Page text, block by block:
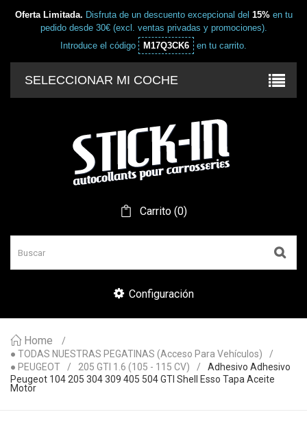
Oferta Limitada. Disfruta de un descuento excepcional del 15%en tu
pedido desde 30€ (excl. ventas privadas y promociones).
Introduce el código
M17Q3CK6 en tu carrito.
SELECCIONAR MI COCHE
Carrito (0)
Configuración
Home
● TODAS NUESTRAS PEGATINAS (acceso Para Vehículos)
● PEUGEOT
205 GTI 1.6 (105 - 115 CV)
Adhesivo Adhesivo
Peugeot 104 205 304 309 405 504 GTI Shell Esso Tapa Aceite
Motor